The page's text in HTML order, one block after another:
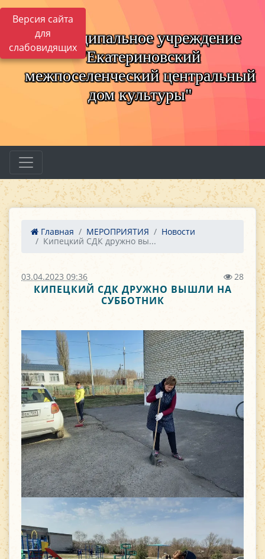
Версия сайта
для
слабовидящих
Муниципальное учреждение
"Екатериновский
межпоселенческий центральный
дом культуры"
Главная МЕРОПРИЯТИЯ
Новости
Кипецкий СДК дружно вы...
03.04.2023 09:36 28
КИПЕЦКИЙ СДК ДРУЖНО ВЫШЛИ НА
СУББОТНИК